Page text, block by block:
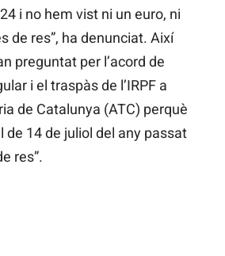
i no hem vist ni un euro, ni
de res”, ha denunciat. Així
preguntat per l’acord de
i el traspàs de l’IRPF a
de Catalunya (ATC) perquè
de 14 de juliol del any passat
res”.